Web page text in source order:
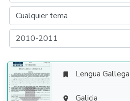
 Lengua
 Galicia